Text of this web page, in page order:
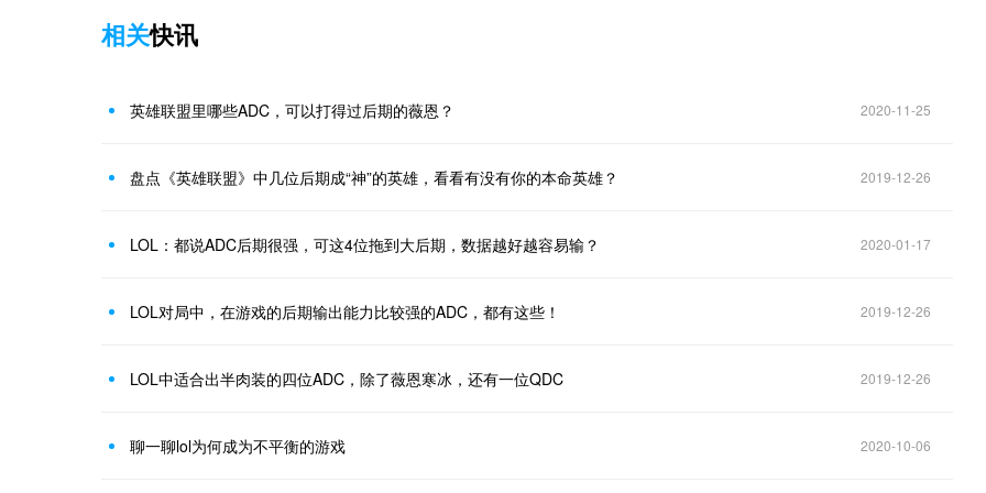
相关快讯
英雄联盟里哪些ADC，可以打得过后期的薇恩？ 2020-11-25
盘点《英雄联盟》中几位后期成“神”的英雄，看看有没有你的本命英雄？ 2019-12-26
LOL：都说ADC后期很强，可这4位拖到大后期，数据越好越容易输？ 2020-01-17
LOL对局中，在游戏的后期输出能力比较强的ADC，都有这些！ 2019-12-26
LOL中适合出半肉装的四位ADC，除了薇恩寒冰，还有一位QDC 2019-12-26
聊一聊lol为何成为不平衡的游戏 2020-10-06